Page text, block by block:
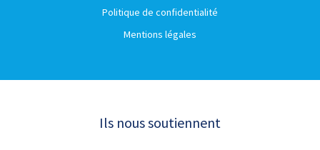
Politique de confidentialité
Mentions légales
Ils nous soutiennent